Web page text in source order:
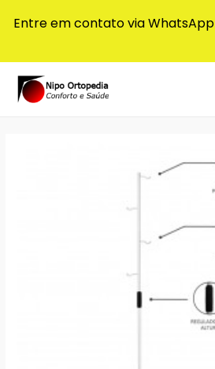
Entre em contato via WhatsApp